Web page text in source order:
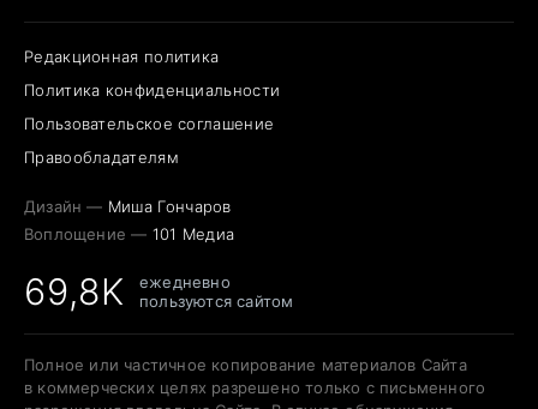
Редакционная политика
Политика конфиденциальности
Пользовательское соглашение
Правообладателям
Дизайн — Миша Гончаров
Воплощение — 101 Медиа
69,8K
ежедневно
пользуются сайтом
Полное или частичное копирование материалов Сайта
в коммерческих целях разрешено только с письменного